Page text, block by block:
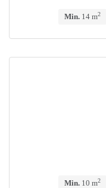
Min.14 m2
Min.10 m2